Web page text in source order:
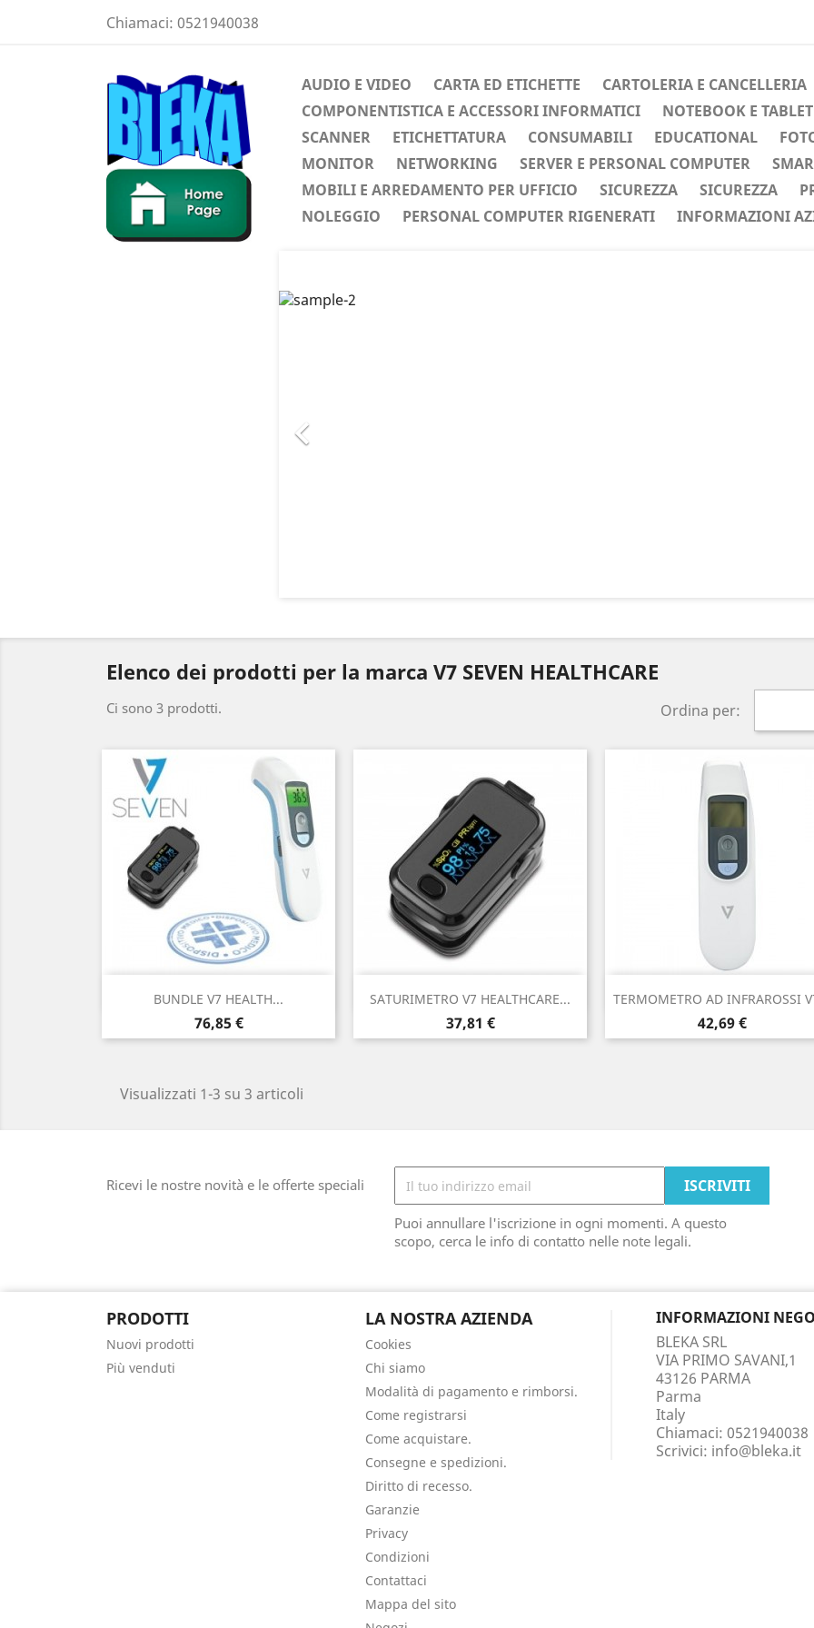
Chiamaci: 0521940038
AUDIO E VIDEO CARTA ED ETICHETTE
CARTOLERIA E CANCELLERIA
COMPONENTISTICA E ACCESSORI INFORMATICI
NOTEBOOK E TABLET
SCANNER
ETICHETTATURA CONSUMABILI EDUCATIONAL
MONITOR
NETWORKING SERVER E PERSONAL COMPUTER
MOBILI E ARREDAMENTO PER UFFICIO
SICUREZZA SICUREZZA
NOLEGGIO
PERSONAL COMPUTER RIGENERATI INFORMAZIONI

Elenco dei prodotti per la marca V7 SEVEN HEALTHCARE
Ci sono 3 prodotti. Ordina per:
BUNDLE V7 HEALTH...
Prezzo
76,85 €
Anteprima SATURIMETRO V7 HEALTHCARE...
Prezzo
37,81 €
Anteprima TERMOMETRO AD INFRAROSSI
Prezzo
42,69 €
Anteprima
Visualizzati 1-3 su 3 articoli
Ricevi le nostre novità e le offerte speciali
Puoi annullare l'iscrizione in ogni momenti. A questo
scopo, cerca le info di contatto nelle note legali.
PRODOTTI
Nuovi prodotti
Più venduti
LA NOSTRA AZIENDA
Cookies
Chi siamo
Modalità di pagamento e rimborsi.
Come registrarsi
Come acquistare.
Consegne e spedizioni.
Diritto di recesso.
Garanzie
Privacy
Condizioni
Contattaci
Mappa del sito
INFORMAZIONI
BLEKA SRL
VIA PRIMO SAVANI,1
43126 PARMA
Parma
Italy
Chiamaci: 0521940038
Scrivici: info@bleka.it